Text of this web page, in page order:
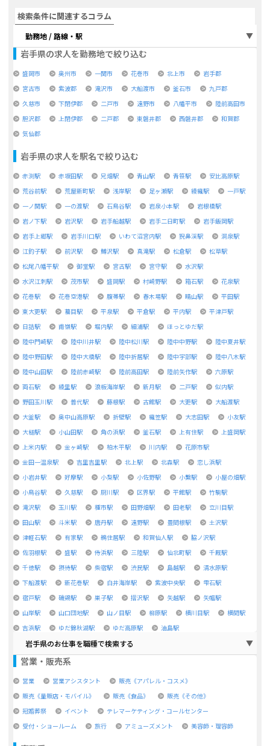
検索条件に関連するコラム
勤務地 / 路線・駅
岩手県の求人を勤務地で絞り込む
盛岡市 奥州市 一関市 花巻市 北上市
岩手郡
宮古市
紫波郡 滝沢市 大船渡市 釜石市
九戸郡
久慈市
下閉伊郡 二戸市 遠野市 八幡平市
陸前高田市
胆沢郡
上閉伊郡 二戸郡 東磐井郡 西磐井郡
和賀郡
気仙郡
岩手県の求人を駅名で絞り込む
赤渕駅 赤坂田駅 兄畑駅 青山駅 青笹駅
安比高原駅
荒谷前駅
荒屋新町駅 浅岸駅 足ヶ瀬駅 綾織駅
一戸駅
一ノ関駅
一の渡駅 石鳥谷駅 岩泉小本駅
岩根橋駅
岩ノ下駅
岩沢駅 岩手船越駅 岩手二日町駅
岩手飯岡駅
岩手上郷駅
岩手川口駅 いわて沼宮内駅 猊鼻渓駅
洞泉駅
江釣子駅
前沢駅 鱒沢駅 真滝駅 松倉駅
松草駅
松尾八幡平駅
御堂駅 宮古駅 宮守駅
水沢駅
水沢江刺駅
茂市駅 盛岡駅 村崎野駅 箱石駅
花泉駅
花巻駅
花巻空港駅 腹帯駅 春木場駅 晴山駅
平田駅
東大更駅
蟇目駅 平泉駅 平倉駅 平内駅
平津戸駅
日詰駅
甫嶺駅 堀内駅 細浦駅
ほっとゆだ駅
陸中門崎駅
陸中川井駅 陸中松川駅 陸中中野駅
陸中夏井駅
陸中野田駅
陸中大橋駅 陸中折居駅 陸中宇部駅
陸中八木駅
陸中山田駅
陸前赤崎駅 陸前高田駅 陸前矢作駅
六原駅
両石駅
綾里駅 浪板海岸駅 新月駅 二戸駅
似内駅
野田玉川駅
普代駅 藤根駅 古館駅 大更駅
大船渡駅
大釜駅
奥中山高原駅 折壁駅 織笠駅 大志田駅
小友駅
大槌駅
小山田駅 角の浜駅 釜石駅 上有住駅
上盛岡駅
上米内駅
金ヶ崎駅 柏木平駅 川内駅
花原市駅
金田一温泉駅
吉里吉里駅 北上駅 北森駅
恋し浜駅
小岩井駅
好摩駅 小梨駅 小佐野駅 小繋駅
小屋の畑駅
小鳥谷駅
久慈駅 厨川駅 区界駅 平館駅
竹駒駅
滝沢駅
玉川駅 種市駅 田野畑駅 田老駅
立川目駅
田山駅
斗米駅 唐丹駅 遠野駅 豊間根駅
土沢駅
津軽石駅
有家駅 鵜住居駅 和賀仙人駅
脇ノ沢駅
佐羽根駅
盛駅 侍浜駅 三陸駅 仙北町駅
千厩駅
千徳駅
摂待駅 柴宿駅 渋民駅 島越駅
清水原駅
下船渡駅
新花巻駅 白井海岸駅 紫波中央駅
雫石駅
宿戸駅
磯鶏駅 巣子駅 摺沢駅 矢越駅
矢幅駅
山岸駅
山口団地駅 山ノ目駅 柳原駅 横川目駅
横間駅
吉浜駅
ゆだ錦秋湖駅 ゆだ高原駅 油島駅
岩手県のお仕事を職種で検索する
営業・販売系
営業 営業アシスタント
販売《アパレル・コスメ》
販売《量販店・モバイル》
販売《食品》
販売《その他》
冠婚葬祭
イベント
テレマーケティング・コールセンター
受付・ショールーム
旅行 アミューズメント 美容師・理容師